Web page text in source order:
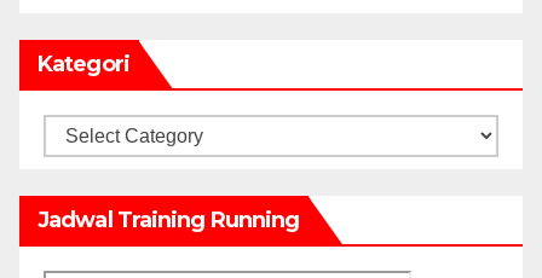
Kategori
Kategori
Jadwal Training Running